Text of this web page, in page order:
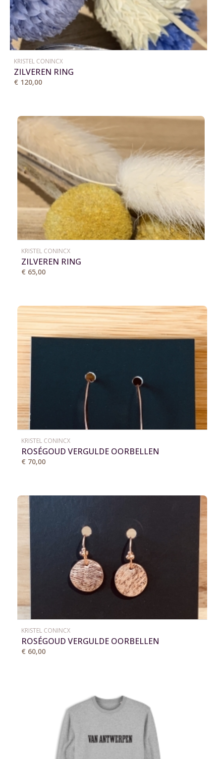
KRISTEL CONINCX
ZILVEREN RING
€ 120,00
KRISTEL CONINCX
ZILVEREN RING
€ 65,00
KRISTEL CONINCX
ROSÉGOUD VERGULDE OORBELLEN
€ 70,00
KRISTEL CONINCX
ROSÉGOUD VERGULDE OORBELLEN
€ 60,00